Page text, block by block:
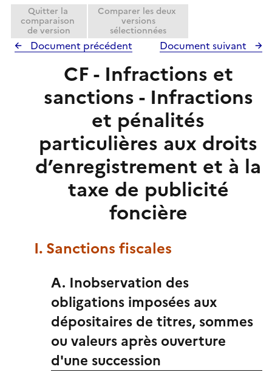
Quitter la
comparaison
de version
Comparer les deux
versions
sélectionnées
Document précédent Document suivant
CF - Infractions et
sanctions - Infractions
et pénalités
particulières aux droits
d’enregistrement et à la
taxe de publicité
foncière
I. Sanctions fiscales
A. Inobservation des
obligations imposées aux
dépositaires de titres, sommes
ou valeurs après ouverture
d'une succession